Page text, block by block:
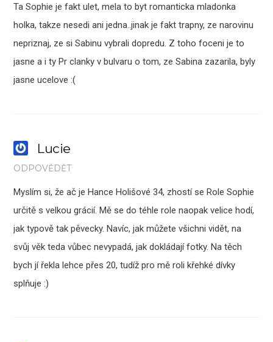
Ta Sophie je fakt ulet, mela to byt romanticka mladonka
holka, takze nesedi ani jedna..jinak je fakt trapny, ze narovinu
nepriznaj, ze si Sabinu vybrali dopredu. Z toho foceni je to
jasne a i ty Pr clanky v bulvaru o tom, ze Sabina zazarila, byly
jasne ucelove :(
Lucie
ODPOVĚDĚT
Myslím si, že ač je Hance Holišové 34, zhostí se Role Sophie
určitě s velkou grácií. Mě se do téhle role naopak velice hodí,
jak typově tak pěvecky. Navíc, jak můžete všichni vidět, na
svůj věk teda vůbec nevypadá, jak dokládají fotky. Na těch
bych jí řekla lehce přes 20, tudíž pro mě roli křehké dívky
splňuje :)